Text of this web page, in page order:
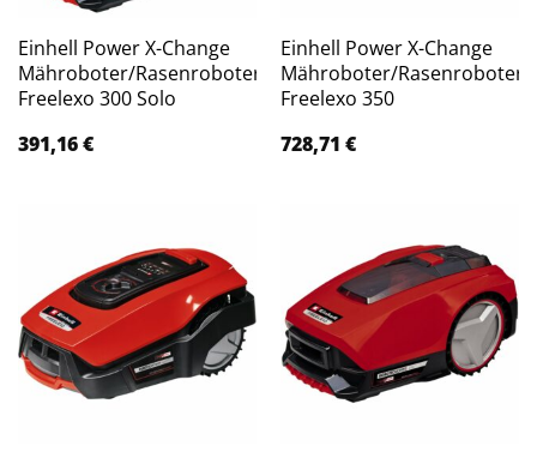
Einhell Power X-Change
Mähroboter/Rasenroboter
Freelexo 300 Solo
391,16€
Einhell Power X-Change
Mähroboter/Rasenroboter
Freelexo 350
728,71 €